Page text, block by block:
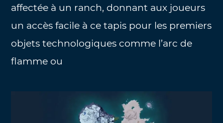
affectée à un ranch, donnant aux joueurs
un accès facile à ce tapis pour les premiers
objets technologiques comme l’arc de
flamme ou